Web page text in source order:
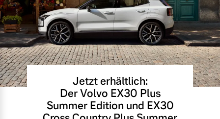
Jetzt erhältlich:
Der Volvo EX30 Plus
Summer Edition und EX30